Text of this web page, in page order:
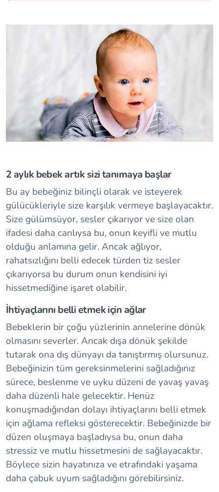
2 aylık bebek artık sizi tanımaya başlar
Bu ay bebeğiniz bilinçli olarak ve isteyerek
gülücükleriyle size karşılık vermeye başlayacaktır.
Size gülümsüyor, sesler çıkarıyor ve size olan
ifadesi daha canlıysa bu, onun keyifli ve mutlu
olduğu anlamına gelir. Ancak ağlıyor,
rahatsızlığını belli edecek türden tiz sesler
çıkarıyorsa bu durum onun kendisini iyi
hissetmediğine işaret olabilir.
İhtiyaçlarını belli etmek için ağlar
Bebeklerin bir çoğu yüzlerinin annelerine dönük
olmasını severler. Ancak dışa dönük şekilde
tutarak ona dış dünyayı da tanıştırmış olursunuz.
Bebeğinizin tüm gereksinmelerini sağladığınız
sürece, beslenme ve uyku düzeni de yavaş yavaş
daha düzenli hale gelecektir. Henüz
konuşmadığından dolayı ihtiyaçlarını belli etmek
için ağlama refleksi gösterecektir. Bebeğinizde bir
düzen oluşmaya başladıysa bu, onun daha
stressiz ve mutlu hissetmesini de sağlayacaktır.
Böylece sizin hayatınıza ve etrafındaki yaşama
daha çabuk uyum sağladığını görebilirsiniz.